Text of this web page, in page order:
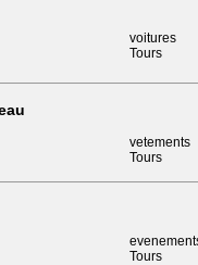
voitures
Tours
vetements
Tours
Tours